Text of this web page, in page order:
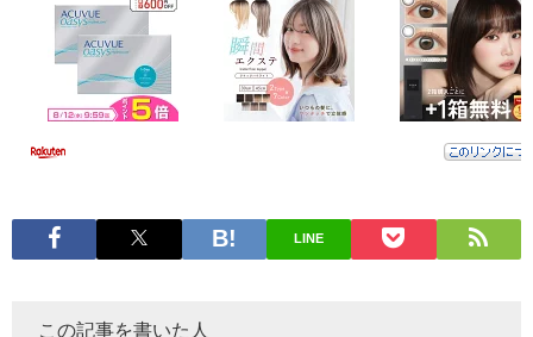
LINE
この記事を書いた人